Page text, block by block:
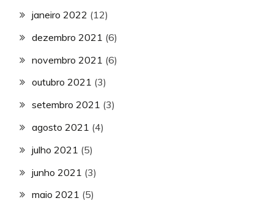
janeiro 2022 (12)
dezembro 2021 (6)
novembro 2021 (6)
outubro 2021 (3)
setembro 2021 (3)
agosto 2021 (4)
julho 2021 (5)
junho 2021 (3)
maio 2021 (5)